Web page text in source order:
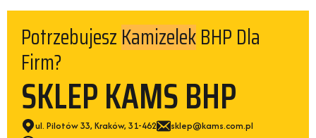
PotrzebujeszSpodni BHP Dla Firm?
SKLEP KAMS BHP
ul. Pilotów 33, Kraków, 31-462
sklep@kams.com.pl